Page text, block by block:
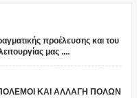
προέλευσης και του
μας ....
ΚΑΙ ΑΛΛΑΓΗ ΠΟΛΩΝ